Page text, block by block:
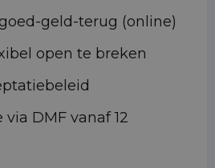
geld-terug (online)
open te breken
via DMF vanaf 12